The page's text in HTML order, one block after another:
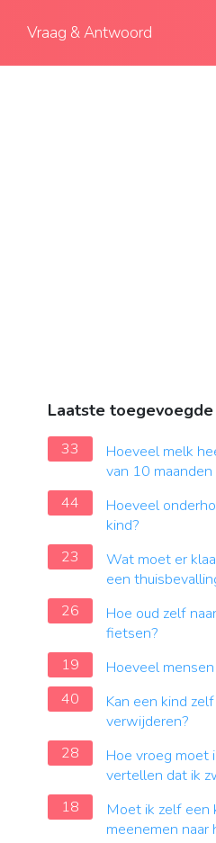
Vraag & Antwoord
Laatste
33
Hoeveel melk
van 10 maanden
44
Hoeveel
kind?
23
Wat moet er
een
26
Hoe oud zelf
fietsen?
19
Hoeveel
40
Kan een kind
verwijderen?
28
Hoe vroeg moet
vertellen dat ik
18
Moet ik zelf een
meenemen naar